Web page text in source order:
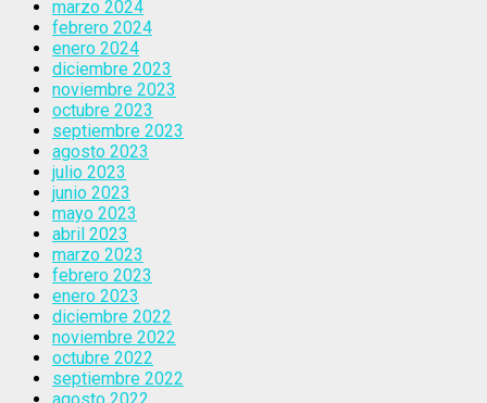
marzo 2024
febrero 2024
enero 2024
diciembre 2023
noviembre 2023
octubre 2023
septiembre 2023
agosto 2023
julio 2023
junio 2023
mayo 2023
abril 2023
marzo 2023
febrero 2023
enero 2023
diciembre 2022
noviembre 2022
octubre 2022
septiembre 2022